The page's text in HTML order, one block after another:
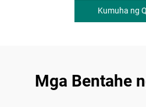
Kumuha ng
Mga Bentahe